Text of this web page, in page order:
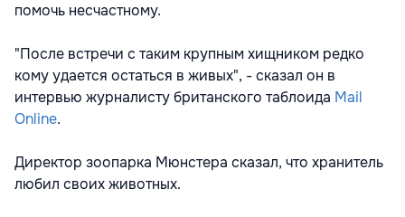
помочь несчастному.
"После встречи с таким крупным хищником редко
кому удается остаться в живых", - сказал он в
интервью журналисту британского таблоида Mail
Online.
Директор зоопарка Мюнстера сказал, что хранитель
любил своих животных.